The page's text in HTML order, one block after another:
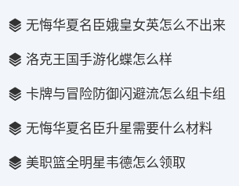
无悔华夏名臣娥皇女英怎么不出来
洛克王国手游化蝶怎么样
卡牌与冒险防御闪避流怎么组卡组
无悔华夏名臣升星需要什么材料
美职篮全明星韦德怎么领取